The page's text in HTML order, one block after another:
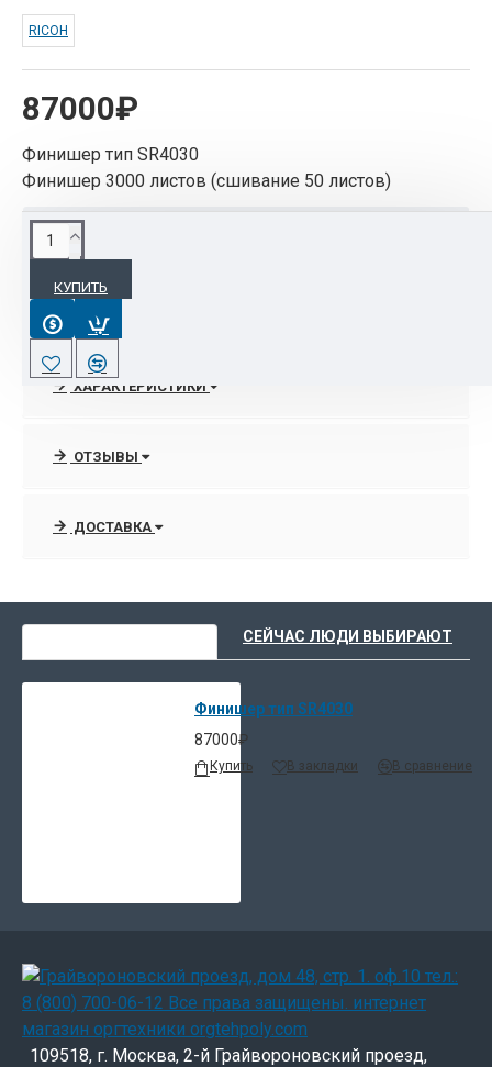
87000₽
RICOH
Финишер тип SR4030
Финишер 3000 листов (сшивание 50 листов)
КУПИТЬ
ОПИСАНИЕ
Финишер тип SR4030 для Aficio
MP6001/7001/8001/9001
ХАРАКТЕРИСТИКИ
ОТЗЫВЫ
ДОСТАВКА
СЕЙЧАС ЛЮДИ ВЫБИРАЮТ
Финишер тип SR4030
87000₽
Купить В закладки В сравнение
109518, г. Москва, 2-й Грайвороновский проезд,